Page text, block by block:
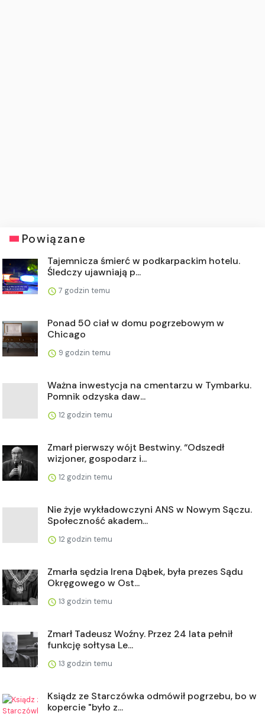
Powiązane
Tajemnicza śmierć w podkarpackim hotelu.
Śledczy ujawniają p...
7 godzin temu
Ponad 50 ciał w domu pogrzebowym w
Chicago
9 godzin temu
Ważna inwestycja na cmentarzu w Tymbarku.
Pomnik odzyska daw...
12 godzin temu
Zmarł pierwszy wójt Bestwiny. “Odszedł
wizjoner, gospodarz i...
12 godzin temu
Nie żyje wykładowczyni ANS w Nowym Sączu.
Społeczność akadem...
12 godzin temu
Zmarła sędzia Irena Dąbek, była prezes Sądu
Okręgowego w Ost...
13 godzin temu
Zmarł Tadeusz Woźny. Przez 24 lata pełnił
funkcję sołtysa Le...
13 godzin temu
Ksiądz ze Starczówka odmówił pogrzebu, bo w
kopercie "było z...